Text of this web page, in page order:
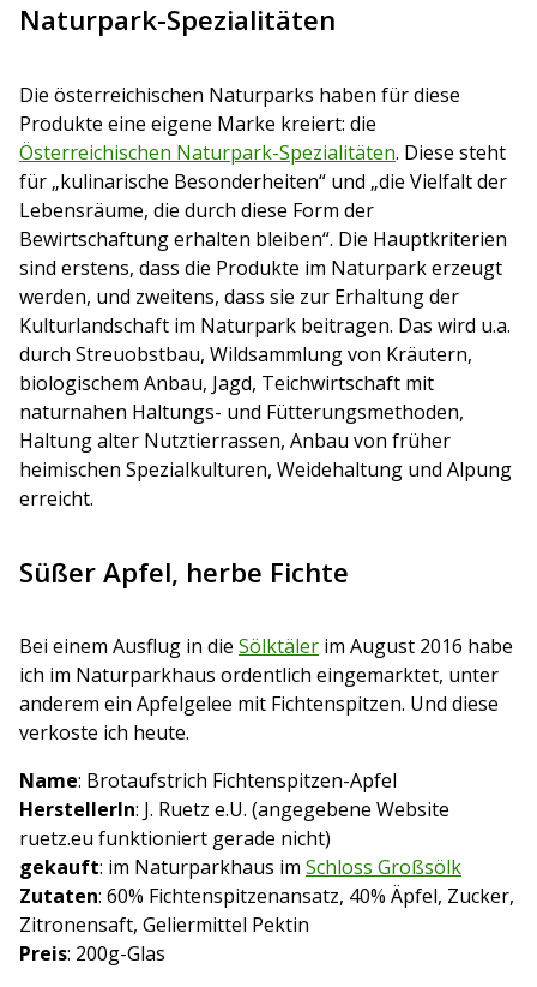
Naturpark-Spezialitäten
Die österreichischen Naturparks haben für diese
Produkte eine eigene Marke kreiert: die
Österreichischen Naturpark-Spezialitäten. Diese steht
für „kulinarische Besonderheiten“ und „die Vielfalt der
Lebensräume, die durch diese Form der
Bewirtschaftung erhalten bleiben“. Die Hauptkriterien
sind erstens, dass die Produkte im Naturpark erzeugt
werden, und zweitens, dass sie zur Erhaltung der
Kulturlandschaft im Naturpark beitragen. Das wird u.a.
durch Streuobstbau, Wildsammlung von Kräutern,
biologischem Anbau, Jagd, Teichwirtschaft mit
naturnahen Haltungs- und Fütterungsmethoden,
Haltung alter Nutztierrassen, Anbau von früher
heimischen Spezialkulturen, Weidehaltung und Alpung
erreicht.
Süßer Apfel, herbe Fichte
Bei einem Ausflug in die Sölktäler im August 2016 habe
ich im Naturparkhaus ordentlich eingemarktet, unter
anderem ein Apfelgelee mit Fichtenspitzen. Und diese
verkoste ich heute.
Name: Brotaufstrich Fichtenspitzen-Apfel
HerstellerIn: J. Ruetz e.U. (angegebene Website
ruetz.eu funktioniert gerade nicht)
gekauft: im Naturparkhaus im Schloss Großsölk
Zutaten: 60% Fichtenspitzenansatz, 40% Äpfel, Zucker,
Zitronensaft, Geliermittel Pektin
Preis: 200g-Glas